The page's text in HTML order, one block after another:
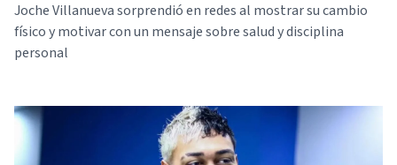
Joche Villanueva sorprendió en redes al mostrar su cambio
físico y motivar con un mensaje sobre salud y disciplina
personal